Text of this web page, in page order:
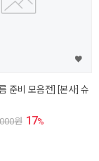
준비 모음전] [본사] 슈
원 17%